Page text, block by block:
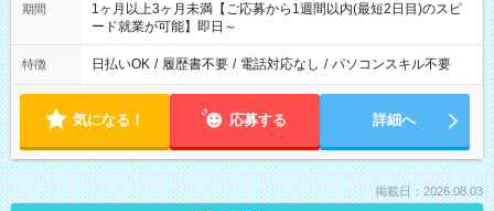
期間
1ヶ月以上3ヶ月未満【ご応募から1週間以内(最短2日目)のスピ
ード就業が可能】即日～
特徴 日払いOK / 履歴書不要 / 電話対応なし / パソコンスキル不要
気になる！ 応募する 詳細へ
掲載日：2026.08.03